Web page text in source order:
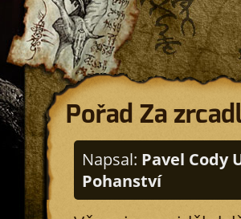
Pořad Za
Napsal: Pavel Cody
Pohanství